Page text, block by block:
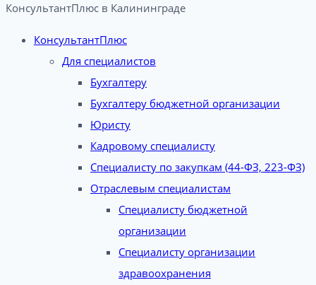
КонсультантПлюс в Калининграде​
КонсультантПлюс
Для специалистов
Бухгалтеру
Бухгалтеру бюджетной организации
Юристу
Кадровому специалисту
Специалисту по закупкам (44-ФЗ, 223-ФЗ)
Отраслевым специалистам
Специалисту бюджетной
организации
Специалисту организации
здравоохранения